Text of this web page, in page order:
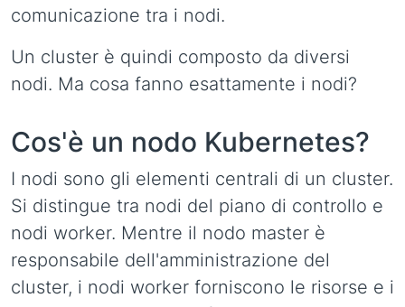
comunicazione tra i nodi.
Un cluster è quindi composto da diversi
nodi. Ma cosa fanno esattamente i nodi?
Cos'è un nodo Kubernetes?
I nodi sono gli elementi centrali di un cluster.
Si distingue tra nodi del piano di controllo e
nodi worker. Mentre il nodo master è
responsabile dell'amministrazione del
cluster, i nodi worker forniscono le risorse e i